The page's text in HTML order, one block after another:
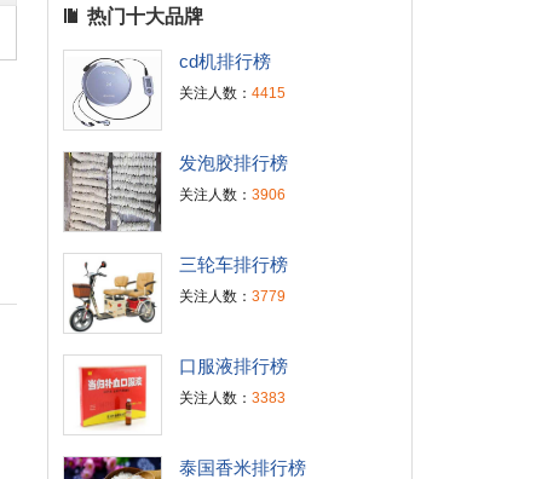
热门十大品牌
cd机排行榜
关注人数： 4415
发泡胶排行榜
关注人数： 3906
三轮车排行榜
关注人数： 3779
口服液排行榜
关注人数： 3383
泰国香米排行榜